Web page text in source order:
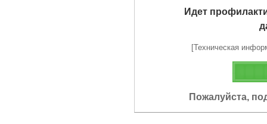
Идет
[Техническая
Пожалуйста,